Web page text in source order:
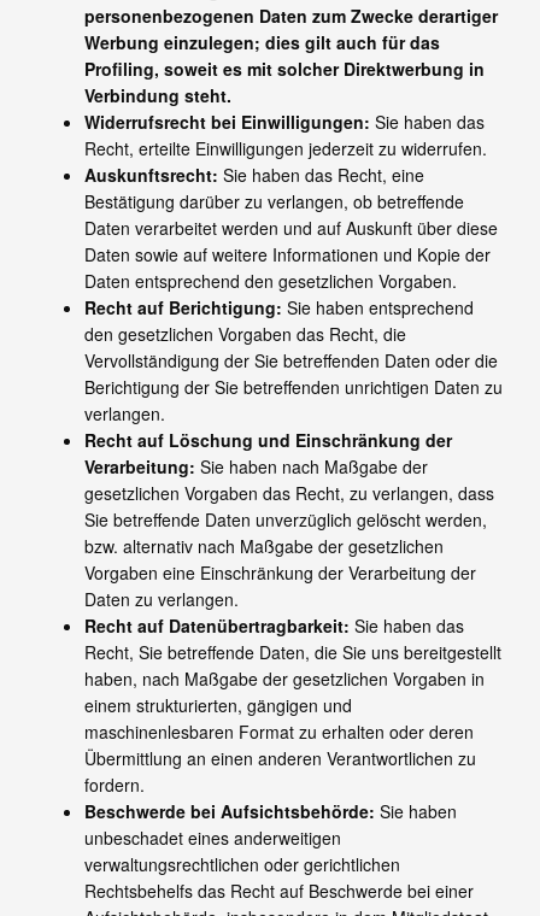
personenbezogenen Daten zum Zwecke derartiger
Werbung einzulegen; dies gilt auch für das
Profiling, soweit es mit solcher Direktwerbung in
Verbindung steht.
Widerrufsrecht bei Einwilligungen: Sie haben das
Recht, erteilte Einwilligungen jederzeit zu widerrufen.
Auskunftsrecht: Sie haben das Recht, eine
Bestätigung darüber zu verlangen, ob betreffende
Daten verarbeitet werden und auf Auskunft über diese
Daten sowie auf weitere Informationen und Kopie der
Daten entsprechend den gesetzlichen Vorgaben.
Recht auf Berichtigung: Sie haben entsprechend
den gesetzlichen Vorgaben das Recht, die
Vervollständigung der Sie betreffenden Daten oder die
Berichtigung der Sie betreffenden unrichtigen Daten zu
verlangen.
Recht auf Löschung und Einschränkung der
Verarbeitung: Sie haben nach Maßgabe der
gesetzlichen Vorgaben das Recht, zu verlangen, dass
Sie betreffende Daten unverzüglich gelöscht werden,
bzw. alternativ nach Maßgabe der gesetzlichen
Vorgaben eine Einschränkung der Verarbeitung der
Daten zu verlangen.
Recht auf Datenübertragbarkeit: Sie haben das
Recht, Sie betreffende Daten, die Sie uns bereitgestellt
haben, nach Maßgabe der gesetzlichen Vorgaben in
einem strukturierten, gängigen und
maschinenlesbaren Format zu erhalten oder deren
Übermittlung an einen anderen Verantwortlichen zu
fordern.
Beschwerde bei Aufsichtsbehörde: Sie haben
unbeschadet eines anderweitigen
verwaltungsrechtlichen oder gerichtlichen
Rechtsbehelfs das Recht auf Beschwerde bei einer